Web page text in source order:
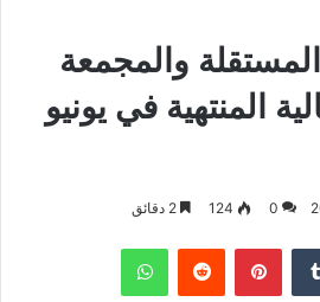
المستقلة والمجمعة
المنتهية في يونيو
0
124
بينتيريست واتساب